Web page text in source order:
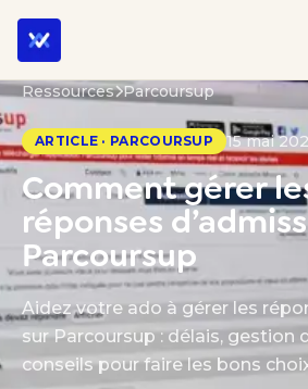
Ressources Parcoursup
ARTICLE · PARCOURSUP 15 mai
Comment gérer
réponses
Parcoursup
Aidez votre ado à gérer les
sur Parcoursup : délais, gestion
conseils pour faire les bons